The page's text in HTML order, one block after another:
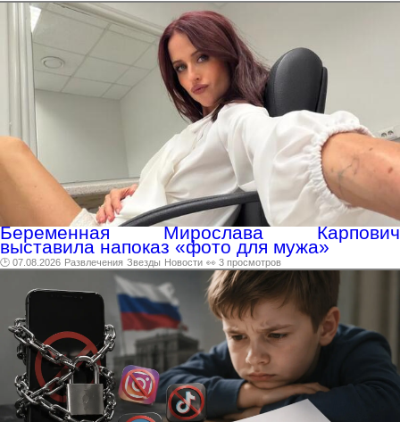
Беременная Мирослава Карпович
выставила напоказ «фото для мужа»
🕑 07.08.2026 Развлечения Звезды Новости 👀 3 просмотров